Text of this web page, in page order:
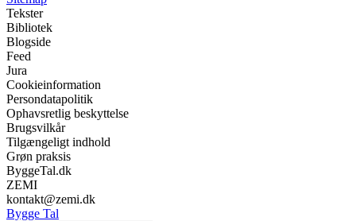
Tekster
Bibliotek
Blogside
Feed
Jura
Cookieinformation
Persondatapolitik
Ophavsretlig beskyttelse
Brugsvilkår
Tilgængeligt indhold
Grøn praksis
ByggeTal.dk
ZEMI
kontakt@zemi.dk
Bygge Tal